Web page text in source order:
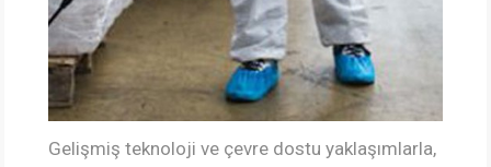
Gelişmiş teknoloji ve çevre dostu yaklaşımlarla,